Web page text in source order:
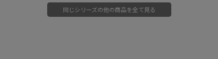
同じシリーズの他の商品を全て見る